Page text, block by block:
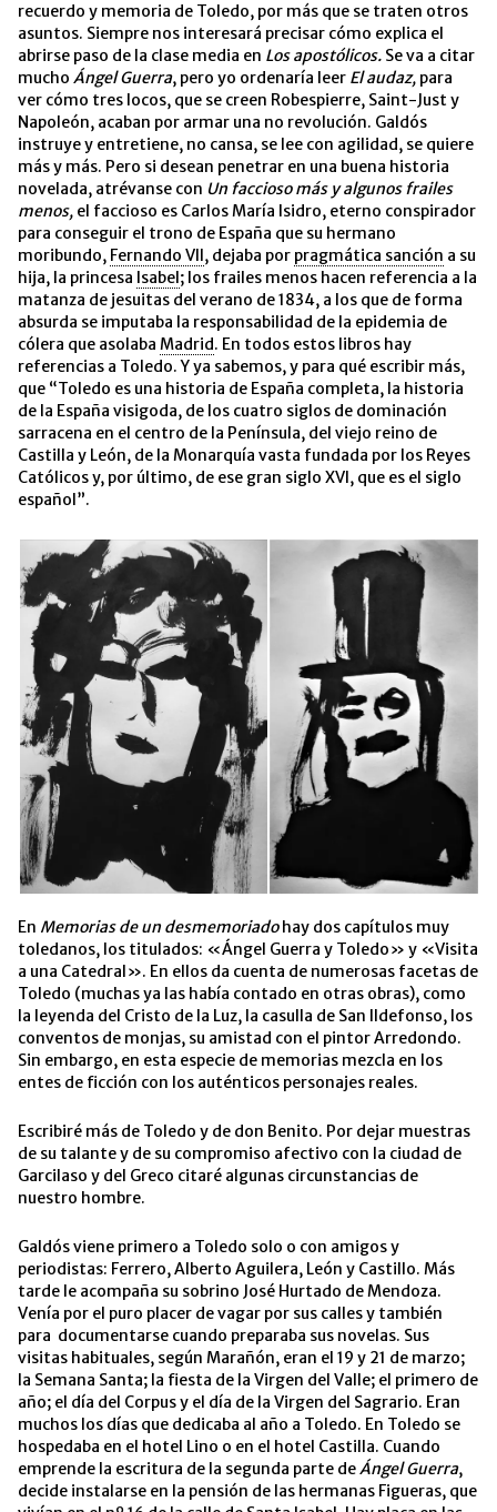
recuerdo y memoria de Toledo, por más que se traten otros
asuntos. Siempre nos interesará precisar cómo explica el
abrirse paso de la clase media en Los apostólicos. Se va a citar
mucho Ángel Guerra, pero yo ordenaría leer El audaz, para
ver cómo tres locos, que se creen Robespierre, Saint-Just y
Napoleón, acaban por armar una no revolución. Galdós
instruye y entretiene, no cansa, se lee con agilidad, se quiere
más y más. Pero si desean penetrar en una buena historia
novelada, atrévanse con Un faccioso más y algunos frailes
menos, el faccioso es Carlos María Isidro, eterno conspirador
para conseguir el trono de España que su hermano
moribundo, Fernando VII, dejaba por pragmática sanción a su
hija, la princesa Isabel; los frailes menos hacen referencia a la
matanza de jesuitas del verano de 1834, a los que de forma
absurda se imputaba la responsabilidad de la epidemia de
cólera que asolaba Madrid. En todos estos libros hay
referencias a Toledo. Y ya sabemos, y para qué escribir más,
que “Toledo es una historia de España completa, la historia
de la España visigoda, de los cuatro siglos de dominación
sarracena en el centro de la Península, del viejo reino de
Castilla y León, de la Monarquía vasta fundada por los Reyes
Católicos y, por último, de ese gran siglo XVI, que es el siglo
español”.
En Memorias de un desmemoriadohay dos capítulos muy
toledanos, los titulados: «Ángel Guerra y Toledo» y «Visita
a una Catedral». En ellos da cuenta de numerosas facetas de
Toledo (muchas ya las había contado en otras obras), como
la leyenda del Cristo de la Luz, la casulla de San Ildefonso, los
conventos de monjas, su amistad con el pintor Arredondo.
Sin embargo, en esta especie de memorias mezcla en los
entes de ficción con los auténticos personajes reales.
Escribiré más de Toledo y de don Benito. Por dejar muestras
de su talante y de su compromiso afectivo con la ciudad de
Garcilaso y del Greco citaré algunas circunstancias de
nuestro hombre.
Galdós viene primero a Toledo solo o con amigos y
periodistas: Ferrero, Alberto Aguilera, León y Castillo. Más
tarde le acompaña su sobrino José Hurtado de Mendoza.
Venía por el puro placer de vagar por sus calles y también
para documentarse cuando preparaba sus novelas. Sus
visitas habituales, según Marañón, eran el 19 y 21 de marzo;
la Semana Santa; la fiesta de la Virgen del Valle; el primero de
año; el día del Corpus y el día de la Virgen del Sagrario. Eran
muchos los días que dedicaba al año a Toledo. En Toledo se
hospedaba en el hotel Lino o en el hotel Castilla. Cuando
emprende la escritura de la segunda parte deÁngel Guerra,
decide instalarse en la pensión de las hermanas Figueras, que